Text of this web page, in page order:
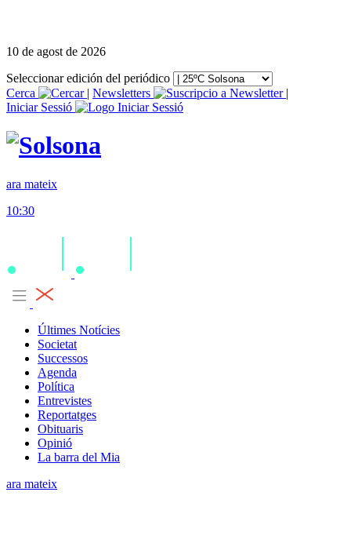
10 de agost de 2026
Seleccionar edición del periódico
Cerca
| Newsletters
|
Iniciar Sessió
ara mateix
10:30
Últimes Notícies
Societat
Successos
Agenda
Política
Entrevistes
Reportatges
Obituaris
Opinió
La barra del Mia
ara mateix